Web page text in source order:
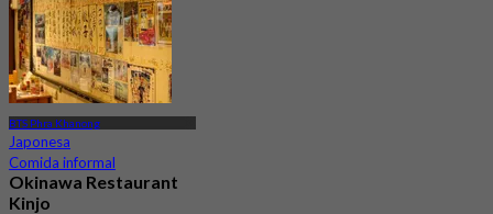
BTS Phra Khanong
Japonesa
Comida informal
Okinawa Restaurant
Kinjo